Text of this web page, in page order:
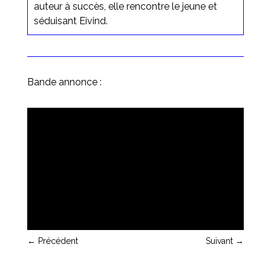
auteur à succès, elle rencontre le jeune et
séduisant Eivind.
Bande annonce :
← Précédent Suivant →